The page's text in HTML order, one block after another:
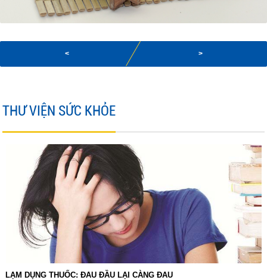
< >
THƯ VIỆN SỨC KHỎE
LẠM DỤNG THUỐC: ĐAU ĐẦU LẠI CÀNG ĐAU